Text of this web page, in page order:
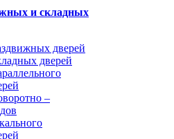
и складных
дверей
дверей
–